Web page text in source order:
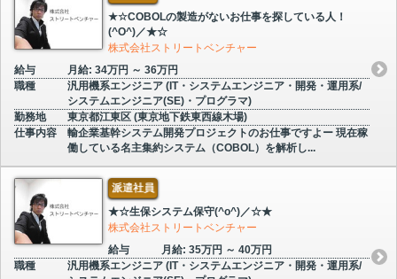
★☆COBOLの製造がないお仕事を探している人！
(^O^)／★☆
株式会社ストリートベンチャー
給与
月給: 34万円 ～ 36万円
職種
汎用機系エンジニア (IT・システムエンジニア・開発・運用系/
システムエンジニア(SE)・プログラマ)
勤務地
東京都江東区 (東京地下鉄東西線木場)
仕事内容
輸企業基幹システム開発プロジェクトのお仕事ですよー 現在稼
働している名主集約システム（COBOL）を解析し...
派遣社員
★☆生保システム保守(^o^)／☆★
株式会社ストリートベンチャー
給与
月給: 35万円 ～ 40万円
職種
汎用機系エンジニア (IT・システムエンジニア・開発・運用系/